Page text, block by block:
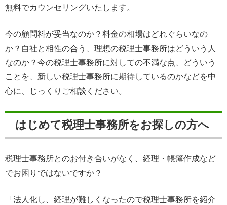
無料でカウンセリングいたします。
今の顧問料が妥当なのか？料金の相場はどれぐらいなの
か？自社と相性の合う、理想の税理士事務所はどういう人
なのか？今の税理士事務所に対しての不満な点、どういう
ことを、新しい税理士事務所に期待しているのかなどを中
心に、じっくりご相談ください。
はじめて税理士事務所をお探しの方へ
税理士事務所とのお付き合いがなく、経理・帳簿作成など
でお困りではないですか？
「法人化し、経理が難しくなったので税理士事務所を紹介